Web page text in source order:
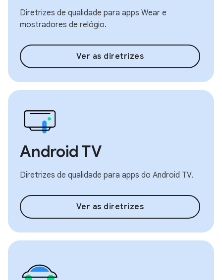
Diretrizes de qualidade para apps Wear e
mostradores de relógio.
Ver as diretrizes
Android TV
Diretrizes de qualidade para apps do Android TV.
Ver as diretrizes